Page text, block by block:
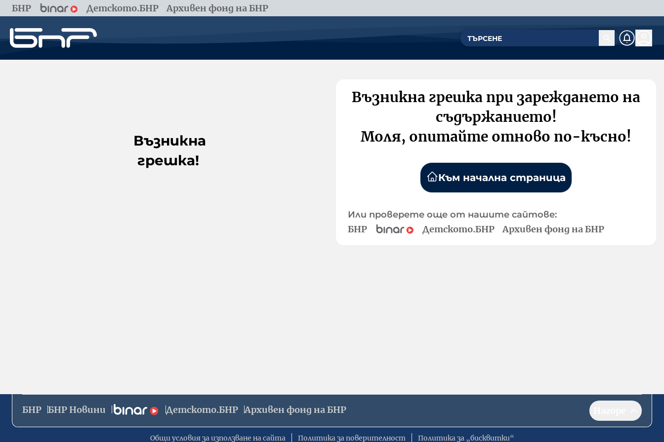
БНР Детското.БНР Архивен фонд на БНР
Възникна
грешка!
Възникна грешка при зареждането на
съдържанието!
Моля, опитайте отново по-късно!
Към начална страница
Или проверете още от нашите сайтове:
БНР Детското.БНР Архивен фонд на БНР
БНР БНР Новини Детското.БНР Архивен фонд на БНР
Общи условия за използване на сайта Политика за поверителност Политика за „бисквитки“